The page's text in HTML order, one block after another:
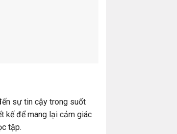
sự tin cậy trong suốt
kế để mang lại cảm giác
tập.